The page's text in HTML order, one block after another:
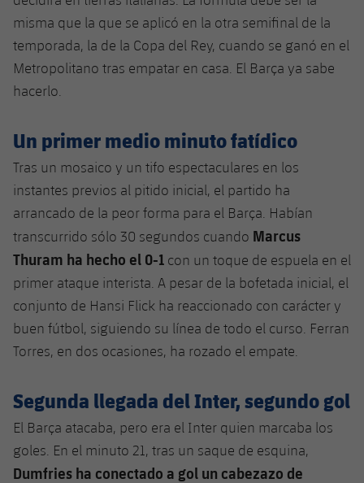
Jugadores
Fotos
Palmarés
Clasificaciones
Juvenil
Infantil
Noticias
Atletismo
plusicon
más
Actualidad
Femenino
Agenda
Baloncesto en silla de ruedas
Calendario
Resultados
Clasificaciones
Actualidad
Jugadores
Calendario
Resultados
Clasificaciones
Hockey hierba
plusicon
más
Noticias
Hockey Hierba Masculino
Hockey Hierba Femenino
Patinaje artístico
plusicon
más
Actualidad
Plantilla
Agenda
Escuela de Patinaje
Rugby
plusicon
más
Actualidad
Calendario
Resultados
Voleibol
plusicon
más
Voleibol masculino
Voleibol femenino
plusicon
más
Apúntate a las amateurs
Carnet de las Secciones Amateurs
PLUSICON
MÁS
League of Legends
misma que la que se aplicó en la otra semifinal de la
temporada, la de la Copa del Rey, cuando se ganó en el
Metropolitano tras empatar en casa. El Barça ya sabe
hacerlo.
Un primer medio minuto fatídico
Tras un mosaico y un tifo espectaculares en los
instantes previos al pitido inicial, el partido ha
arrancado de la peor forma para el Barça. Habían
transcurrido sólo 30 segundos cuando Marcus
Thuram ha hecho el 0-1 con un toque de espuela en el
primer ataque interista. A pesar de la bofetada inicial, el
conjunto de Hansi Flick ha reaccionado con carácter y
buen fútbol, ​​siguiendo su línea de todo el curso. Ferran
Torres, en dos ocasiones, ha rozado el empate.
Segunda llegada del Inter, segundo gol
El Barça atacaba, pero era el Inter quien marcaba los
goles. En el minuto 21, tras un saque de esquina,
Dumfries ha conectado a gol un cabezazo de